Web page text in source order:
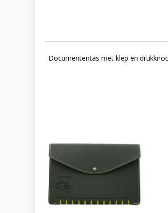
Documententas met klep en